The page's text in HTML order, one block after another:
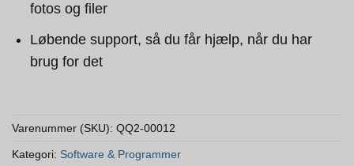
fotos og filer
Løbende support, så du får hjælp, når du har
brug for det
Varenummer (SKU): QQ2-00012
Kategori: Software & Programmer